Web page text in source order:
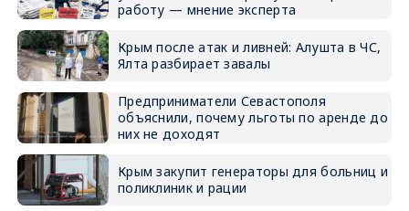
работу — мнение эксперта
Крым после атак и ливней: Алушта в ЧС,
Ялта разбирает завалы
Предприниматели Севастополя
объяснили, почему льготы по аренде до
них не доходят
Крым закупит генераторы для больниц и
поликлиник и рации